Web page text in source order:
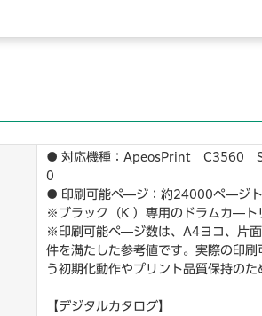
● 対応機種：ApeosPrint
0
● 印刷可能ペ―ジ：約24000ペ―ジト
※ブラック（K ）専用のドラムカ―ト
※印刷可能ペ―ジ数は、A4ヨコ、片
件を満たした参考値です。実際の印
う初期化動作やプリント品質保持の
【デジタルカタログ】